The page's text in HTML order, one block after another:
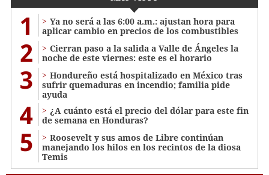
1
Ya no será a las 6:00 a.m.: ajustan hora para
aplicar cambio en precios de los combustibles
2
Cierran paso a la salida a Valle de Ángeles la
noche de este viernes: este es el horario
3
Hondureño está hospitalizado en México tras
sufrir quemaduras en incendio; familia pide
ayuda
4
¿A cuánto está el precio del dólar para este fin
de semana en Honduras?
5
Roosevelt y sus amos de Libre continúan
manejando los hilos en los recintos de la diosa
Temis